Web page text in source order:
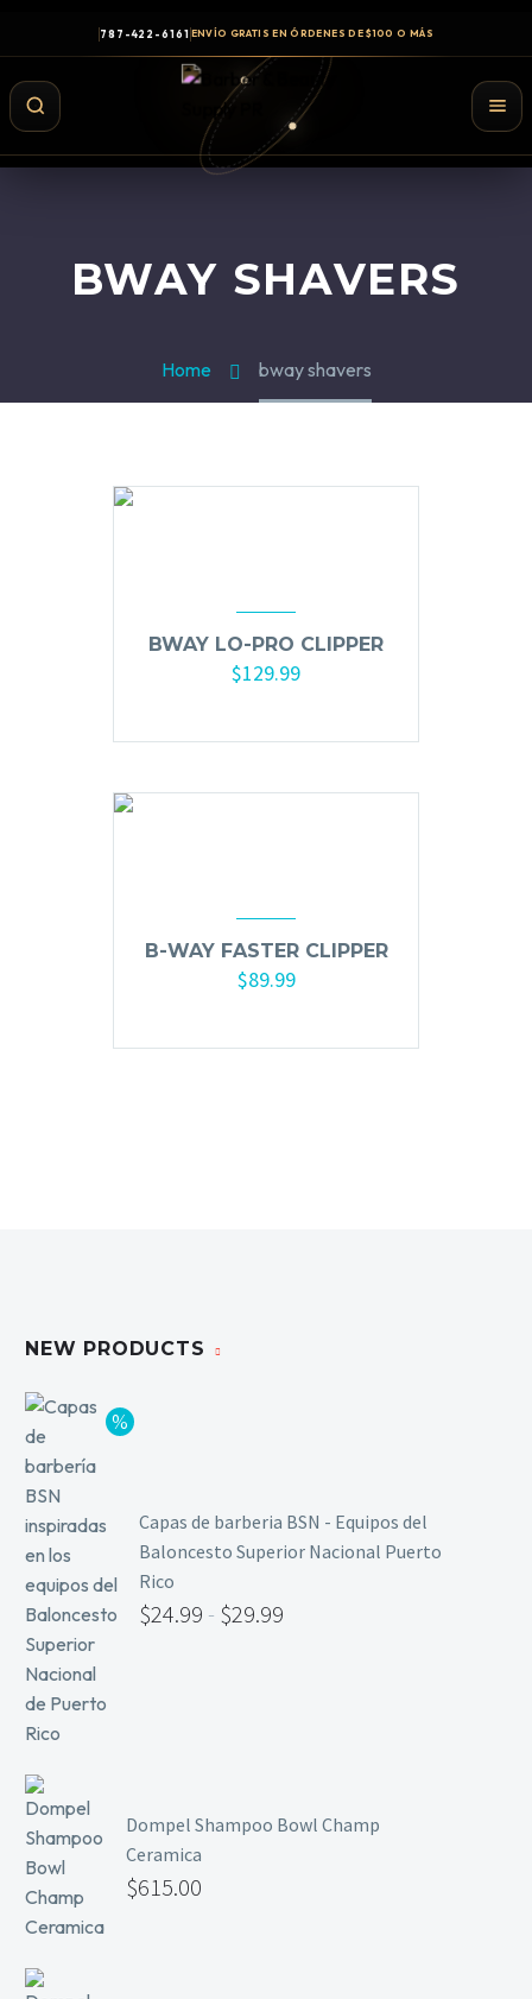
787-422-6161 ENVÍO GRATIS EN ÓRDENES DE $100 O MÁS
Extensión de Cabello
Máquinas y Trimmers
Ceras, Gels, Spray y Mousse
Esmaltes y Gel Remover
Top, Base, Builder y Polygel
Pinceles
Lámparas de Secado
Nail Tips, Gel Tips y Pegas
Primer y Antifungal
Mesas y Maletas
Herramientas y Accesorios
Removedor de Callos
Cremas y Scrubs
Otros
Equipos y Más
Lo Nuevo
BWAY SHAVERS
Home bway shavers
BWAY LO-PRO CLIPPER
$129.99
B-WAY FASTER CLIPPER
$89.99
NEW PRODUCTS
Capas de barberia BSN - Equipos del
Baloncesto Superior Nacional Puerto
Rico
$24.99 - $29.99
Dompel Shampoo Bowl Champ
Ceramica
$615.00